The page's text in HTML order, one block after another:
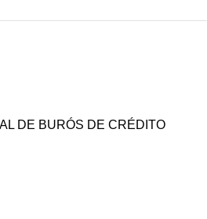
DE BURÓS DE CRÉDITO